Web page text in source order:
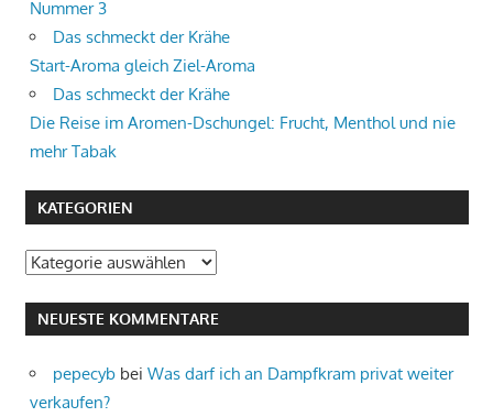
Nummer 3
Das schmeckt der Krähe
Start-Aroma gleich Ziel-Aroma
Das schmeckt der Krähe
Die Reise im Aromen-Dschungel: Frucht, Menthol und nie
mehr Tabak
KATEGORIEN
Kategorien
NEUESTE KOMMENTARE
pepecyb bei Was darf ich an Dampfkram privat weiter
verkaufen?